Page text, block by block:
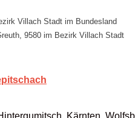
Villach Stadt im Bundesland
9580 im Bezirk Villach Stadt
Kärnten